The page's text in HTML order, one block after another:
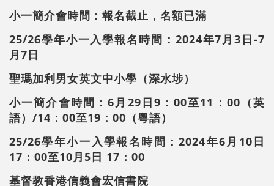
小一簡介會時間：報名截止，名額已滿
25/26學年小一入學報名時間：2024年7月3日-7
月7日
聖瑪加利男女英文中小學（深水埗）
小一簡介會時間：6月29日9：00至11：00（英
語）/14：00至19：00（粵語）
25/26學年小一入學報名時間：2024年6月10日
17：00至10月5日 17：00
基督教香港信義會宏信書院